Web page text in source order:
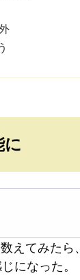
に
えてみたら、
になった。